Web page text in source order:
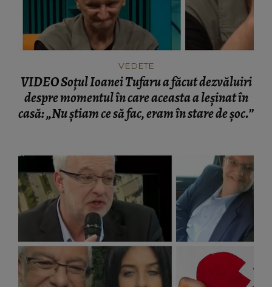
VEDETE
VIDEO Soțul Ioanei Tufaru a făcut dezvăluiri
despre momentul în care aceasta a leșinat în
casă: „Nu știam ce să fac, eram în stare de șoc.”